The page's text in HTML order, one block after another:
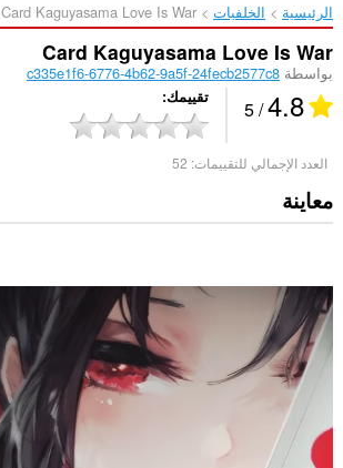
الرئيسية الخلفيات Card Kaguyasama Love Is War‎
Card Kaguyasama Love Is War
بواسطة c335e1f6-6776-4b62-9a5f-24fecb2577c8
4.8
/ 5 تقييمك
العدد الإجمالي للتقييمات: 52
معاينة